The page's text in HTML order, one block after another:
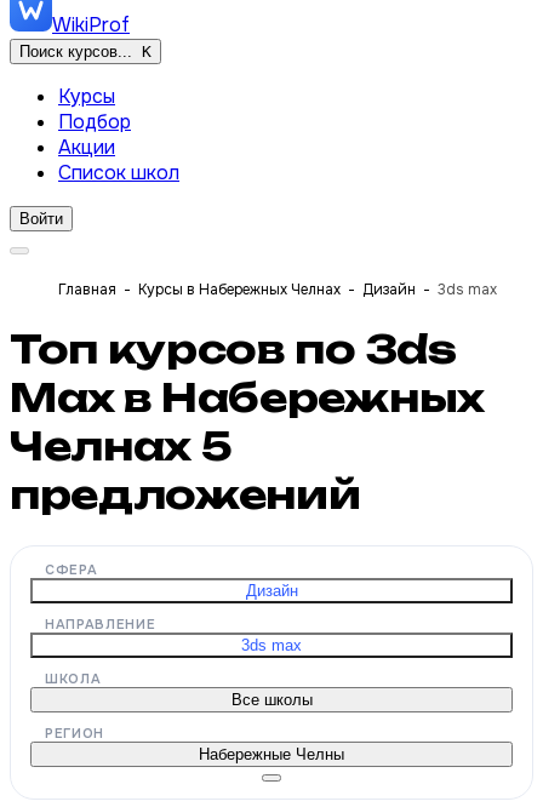
WikiProf
Поиск курсов... K
Курсы
Подбор
Акции
Список школ
Войти
Главная Курсы в Набережных Челнах Дизайн 3ds max
Топ курсов по 3ds
Max в Набережных
Челнах 5
предложений
СФЕРА
Дизайн
НАПРАВЛЕНИЕ
3ds max
ШКОЛА
Все школы
РЕГИОН
Набережные Челны